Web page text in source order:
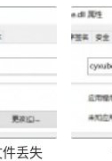
丢失